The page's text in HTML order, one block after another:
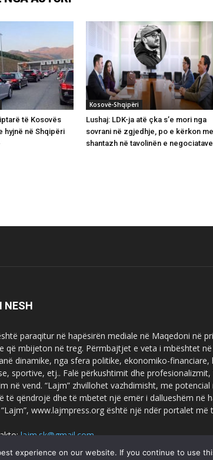
të Kosovës
hyjnë në Shqipëri
Kosovë-Shqipëri
Lushaj: LDK-ja atë çka s’e mori nga
sovrani në zgjedhje, po e kërkon me
shantazh në tavolinën e negociatave
NESH
paraqitur në hapësirën mediale në Maqedoni në
që mbijeton në treg. Përmbajtjet e veta i mbështet
dinamike, nga sfera politike, ekonomiko-
sportive, etj.. Falë përkushtimit dhe
në vend. “Lajm” zhvillohet vazhdimisht, me
të qëndrojë dhe të mbetet një emër i dallueshëm në
www.lajmpress.org është një ndër portalet më
lajm.sk@gmail.com
experience on our website. If you continue to use